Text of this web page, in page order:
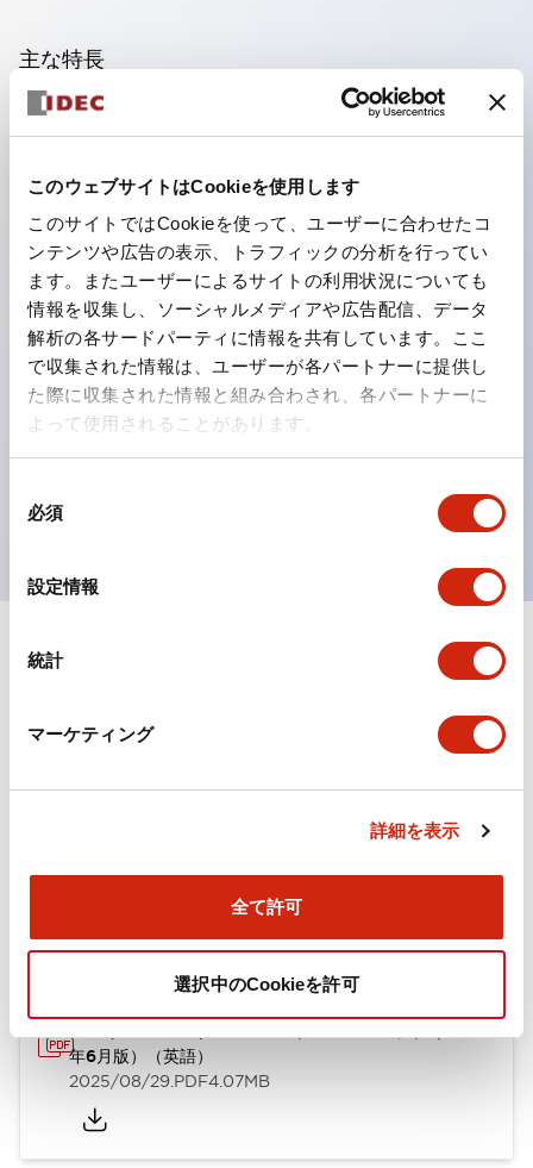
このウェブサイトはCookieを使用します
このサイトではCookieを使って、ユーザーに合わせたコ
ンテンツや広告の表示、トラフィックの分析を行ってい
ます。またユーザーによるサイトの利用状況についても
情報を収集し、ソーシャルメディアや広告配信、データ
解析の各サードパーティに情報を共有しています。ここ
で収集された情報は、ユーザーが各パートナーに提供し
た際に収集された情報と組み合わされ、各パートナーに
よって使用されることがあります。
必須
設定情報
統計
マーケティング
詳細を表示
全て許可
選択中のCookieを許可
主な特長
照光ユニットの低電圧タイプ(6～24Vタイプ)は2026
フィンガープロテクション構造、ねじアップ端子構造、
保護構造IP20に対応したHW-U形コンタクトブロック
を搭載。
高電圧タイプのLED球が搭載可能になり、ダイレクト
タイプの定格使用電圧が最大240Vまで対応可能になり
ました。
ひとつで6色の役をこなすLED球（LSRD球）。これま
UL、CSA、TÜV、CCC認証品。
ドキュメントとファイル
年6月版）（日本語）
4.92MB
年6月版）（英語）
2025/08/29.PDF4.07MB